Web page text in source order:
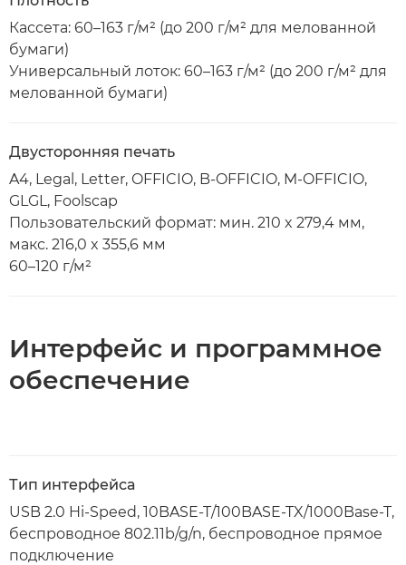
Кассета: 60–163 г/м² (до 200 г/м² для мелованной
бумаги)
Универсальный лоток: 60–163 г/м² (до 200 г/м² для
мелованной бумаги)
Двусторонняя печать
A4, Legal, Letter, OFFICIO, B-OFFICIO, M-OFFICIO,
GLGL, Foolscap
Пользовательский формат: мин. 210 x 279,4 мм,
макс. 216,0 x 355,6 мм
60–120 г/м²
Интерфейс и программное
обеспечение
Тип интерфейса
USB 2.0 Hi-Speed, 10BASE-T/100BASE-TX/1000Base-T,
беспроводное 802.11b/g/n, беспроводное прямое
подключение